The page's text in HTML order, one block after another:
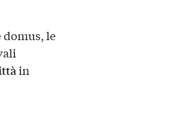
domus, le
in